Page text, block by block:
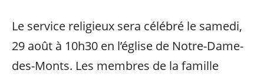
Le service religieux sera célébré le samedi,
29 août à 10h30 en l’église de Notre-Dame-
des-Monts. Les membres de la famille